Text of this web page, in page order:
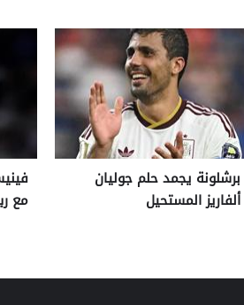
برشلونة يجمد حلم جوليان
ألفاريز المستحيل
مع